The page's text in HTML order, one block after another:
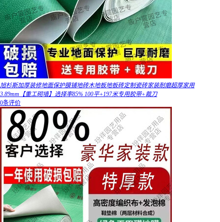
旭杉斯加厚装修地面保护膜铺地砖木地板地板砖定制瓷砖家装耐磨超厚家用
3.89mm【重工砌墙】选择率85% 100平+197米专用胶带+裁刀
0条评价